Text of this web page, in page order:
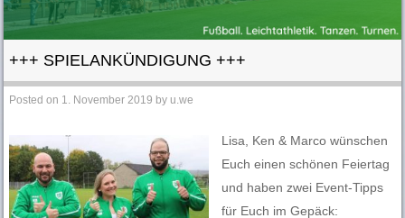
+++ SPIELANKÜNDIGUNG +++
Posted on 1. November 2019 by u.we
Lisa, Ken & Marco wünschen
Euch einen schönen Feiertag
und haben zwei Event-Tipps
für Euch im Gepäck: